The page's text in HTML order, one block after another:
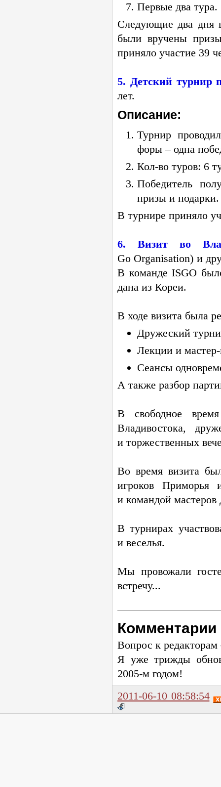
Первые два тура.
Следующие два дня
были вручены
приняло участие 39
5. Детский турнир
лет.
Описание:
Турнир
форы – одна
Кол-во туров: 6
Победитель
призы и подарки.
В турнире приняло
6. Визит во
Go Organisation) и
В команде ISGO
дана из Кореи.
В ходе визита была
Дружеский
Лекции и
Сеансы
А также разбор
В свободное
Владивостока,
и торжественных
Во время визита
игроков Приморья
и командой мастеров
В турнирах
и веселья.
Мы провожали
встречу...
Комментарии
Вопрос к
Я уже трижды
2005-м годом!
2011-06-10 08:58:54